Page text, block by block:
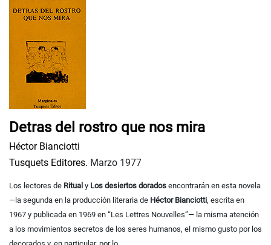
Detras del rostro que nos mira
Héctor Bianciotti
Tusquets Editores. Marzo 1977
Los lectores de Ritual y Los desiertos dorados encontrarán en esta novela
—la segunda en la producción literaria de Héctor Bianciotti, escrita en
1967 y publicada en 1969 en “Les Lettres Nouvelles”— la misma atención
a los movimientos secretos de los seres humanos, el mismo gusto por los